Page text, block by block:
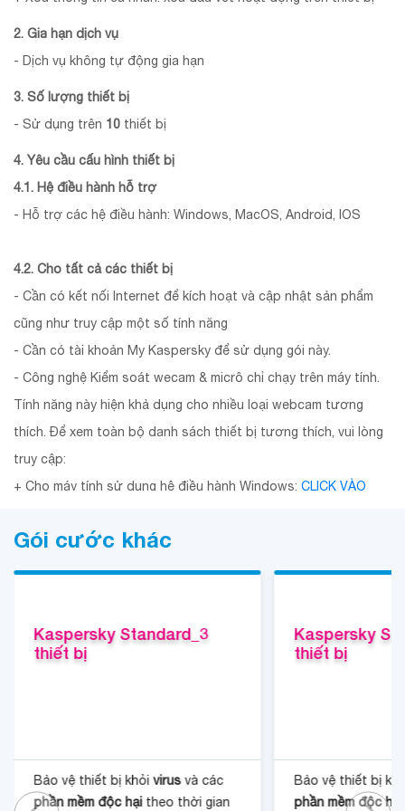
2. Gia hạn dịch vụ
- Dịch vụ không tự động gia hạn
3. Số lượng thiết bị
- Sử dụng trên 10 thiết bị
4. Yêu cầu cấu hình thiết bị
4.1. Hệ điều hành hỗ trợ
- Hỗ trợ các hệ điều hành: Windows, MacOS, Android, IOS
4.2. Cho tất cả các thiết bị
- Cần có kết nối Internet để kích hoạt và cập nhật sản phẩm
cũng như truy cập một số tính năng
- Cần có tài khoản My Kaspersky để sử dụng gói này.
- Công nghệ Kiểm soát wecam & micrô chỉ chạy trên máy tính.
Tính năng này hiện khả dụng cho nhiều loại webcam tương
thích. Để xem toàn bộ danh sách thiết bị tương thích, vui lòng
truy cập:
+ Cho máy tính sử dụng hệ điều hành Windows: CLICK VÀO
+ Cho máy tính sử dụng hệ điều hành MacOS:
- Microsoft Windows 11 Home / Pro / Enterprise
- Microsoft Windows 7 Starter / Home Basic & Premium /
Professional / Ultimate – SP1 trở lên
Gói cước khác
Kaspersky Standard_3
thiết bị
Bảo vệ thiết bị khỏi virusvà các
phần mềm độc hạitheo thời gian
Kaspersky
thiết bị
Bảo vệ thiết bị
phần mềm độc hại